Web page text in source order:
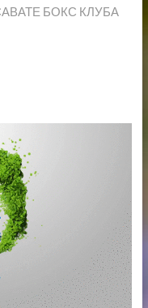
БОКС КЛУБА